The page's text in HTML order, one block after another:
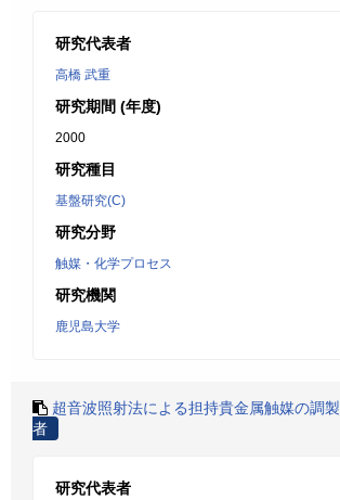
研究代表者
高橋 武重
研究期間 (年度)
2000
研究種目
基盤研究(C)
研究分野
触媒・化学プロセス
研究機関
鹿児島大学
超音波照射法による担持貴金属触媒の調製
者
研究代表者